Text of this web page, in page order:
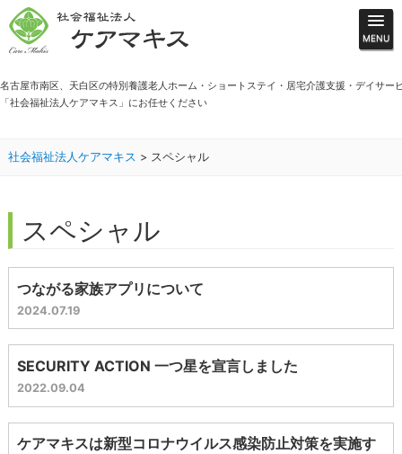
名古屋市南区、天白区の特別養護老人ホーム・ショートステイ・居宅介護支援・デイサー
「社会福祉法人ケアマキス」にお任せください
社会福祉法人ケアマキス > スペシャル
スペシャル
つながる家族アプリについて
2024.07.19
SECURITY ACTION 一つ星を宣言しました
2022.09.04
ケアマキスは新型コロナウイルス感染防止対策を実施す